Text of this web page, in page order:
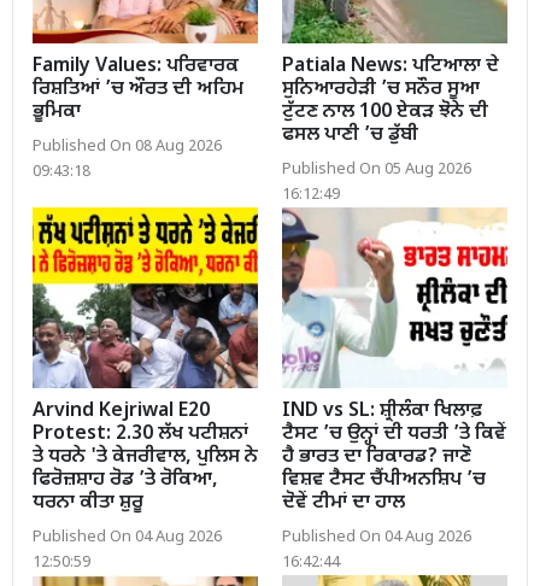
Family Values: ਪਰਿਵਾਰਕ
ਰਿਸ਼ਤਿਆਂ ’ਚ ਔਰਤ ਦੀ ਅਹਿਮ
ਭੂਮਿਕਾ
Published On 08 Aug 2026
09:43:18
Patiala News: ਪਟਿਆਲਾ ਦੇ
ਸੁਨਿਆਰਹੇੜੀ ’ਚ ਸਨੌਰ ਸੂਆ
ਟੁੱਟਣ ਨਾਲ 100 ਏਕੜ ਝੋਨੇ ਦੀ
ਫਸਲ ਪਾਣੀ ’ਚ ਡੁੱਬੀ
Published On 05 Aug 2026
16:12:49
Arvind Kejriwal E20
Protest: 2.30 ਲੱਖ ਪਟੀਸ਼ਨਾਂ
ਤੇ ਧਰਨੇ 'ਤੇ ਕੇਜਰੀਵਾਲ, ਪੁਲਿਸ ਨੇ
ਫਿਰੋਜ਼ਸ਼ਾਹ ਰੋਡ ’ਤੇ ਰੋਕਿਆ,
ਧਰਨਾ ਕੀਤਾ ਸ਼ੁਰੂ
Published On 04 Aug 2026
12:50:59
IND vs SL: ਸ਼੍ਰੀਲੰਕਾ ਖਿਲਾਫ਼
ਟੈਸਟ ’ਚ ਉਨ੍ਹਾਂ ਦੀ ਧਰਤੀ ’ਤੇ ਕਿਵੇਂ
ਹੈ ਭਾਰਤ ਦਾ ਰਿਕਾਰਡ? ਜਾਣੋ
ਵਿਸ਼ਵ ਟੈਸਟ ਚੈਂਪੀਅਨਸ਼ਿਪ ’ਚ
ਦੋਵੇਂ ਟੀਮਾਂ ਦਾ ਹਾਲ
Published On 04 Aug 2026
16:42:44